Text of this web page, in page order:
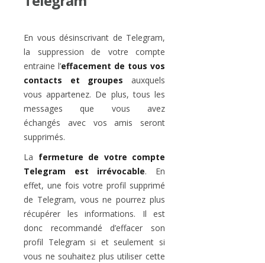
En vous désinscrivant de Telegram,
la suppression de votre compte
entraine l’effacement de tous vos
contacts et groupes auxquels
vous appartenez. De plus, tous les
messages que vous avez
échangés avec vos amis seront
supprimés.
La fermeture de votre compte
Telegram est irrévocable. En
effet, une fois votre profil supprimé
de Telegram, vous ne pourrez plus
récupérer les informations. Il est
donc recommandé d’effacer son
profil Telegram si et seulement si
vous ne souhaitez plus utiliser cette